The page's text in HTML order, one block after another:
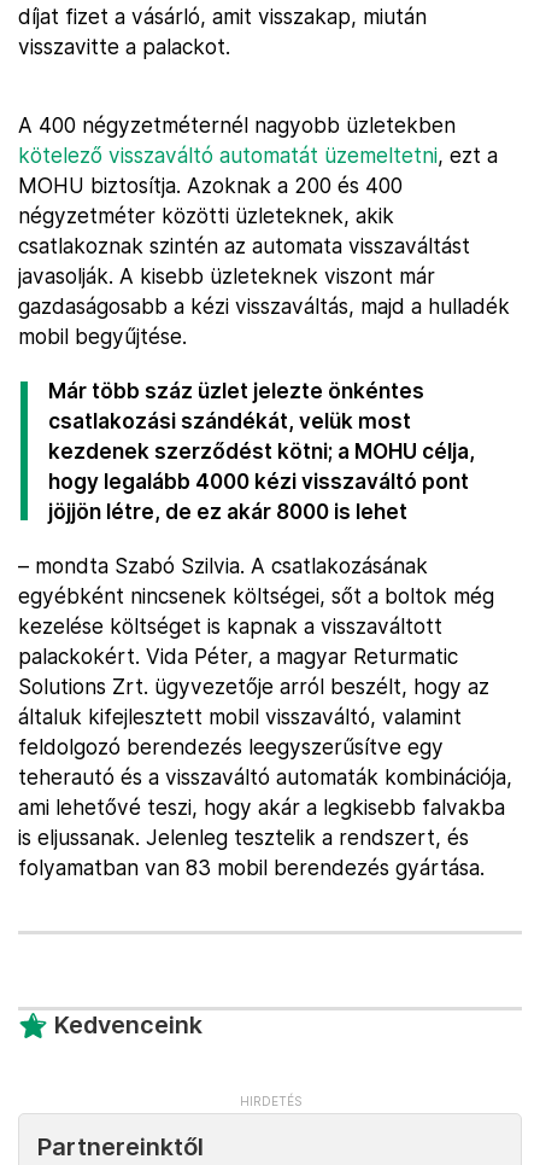
díjat fizet a vásárló, amit visszakap, miután
visszavitte a palackot.
A 400 négyzetméternél nagyobb üzletekben
kötelező visszaváltó automatát üzemeltetni, ezt a
MOHU biztosítja. Azoknak a 200 és 400
négyzetméter közötti üzleteknek, akik
csatlakoznak szintén az automata visszaváltást
javasolják. A kisebb üzleteknek viszont már
gazdaságosabb a kézi visszaváltás, majd a hulladék
mobil begyűjtése.
Már több száz üzlet jelezte önkéntes
csatlakozási szándékát, velük most
kezdenek szerződést kötni; a MOHU célja,
hogy legalább 4000 kézi visszaváltó pont
jöjjön létre, de ez akár 8000 is lehet
– mondta Szabó Szilvia. A csatlakozásának
egyébként nincsenek költségei, sőt a boltok még
kezelése költséget is kapnak a visszaváltott
palackokért. Vida Péter, a magyar Returmatic
Solutions Zrt. ügyvezetője arról beszélt, hogy az
általuk kifejlesztett mobil visszaváltó, valamint
feldolgozó berendezés leegyszerűsítve egy
teherautó és a visszaváltó automaták kombinációja,
ami lehetővé teszi, hogy akár a legkisebb falvakba
is eljussanak. Jelenleg tesztelik a rendszert, és
folyamatban van 83 mobil berendezés gyártása.
Kedvenceink
Partnereinktől